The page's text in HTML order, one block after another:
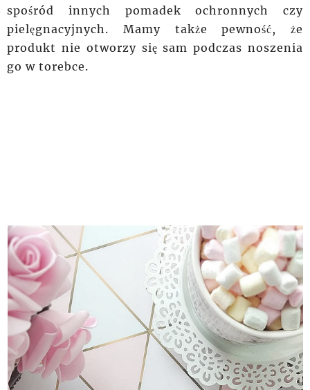
spośród innych pomadek ochronnych czy
pielęgnacyjnych. Mamy także pewność, że
produkt nie otworzy się sam podczas noszenia
go w torebce.